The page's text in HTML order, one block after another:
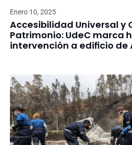
Enero 10, 2025
Accesibilidad Universal y
Patrimonio: UdeC marca
intervención a edificio de